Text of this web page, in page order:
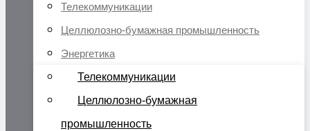
Телекоммуникации
Целлюлозно-бумажная промышленность
Энергетика
Телекоммуникации
Целлюлозно-бумажная
промышленность